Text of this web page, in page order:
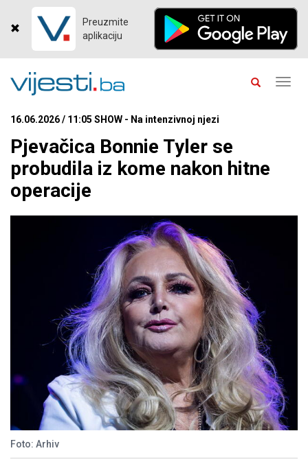
Preuzmite
aplikaciju
16.06.2026 / 11:05 SHOW - Na intenzivnoj njezi
Pjevačica Bonnie Tyler se
probudila iz kome nakon hitne
operacije
Foto: Arhiv